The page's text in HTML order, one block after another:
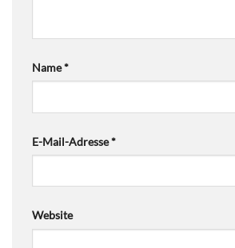
Name*
E-Mail-Adresse*
Website